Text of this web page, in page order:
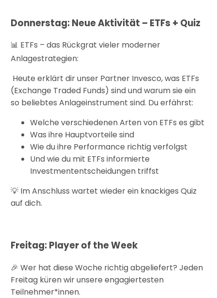
Donnerstag: Neue Aktivität – ETFs + Quiz
📊 ETFs – das Rückgrat vieler moderner
Anlagestrategien:
Heute erklärt dir unser Partner Invesco, was ETFs
(Exchange Traded Funds) sind und warum sie ein
so beliebtes Anlageinstrument sind. Du erfährst:
Welche verschiedenen Arten von ETFs es gibt
Was ihre Hauptvorteile sind
Wie du ihre Performance richtig verfolgst
Und wie du mit ETFs informierte
Investmententscheidungen triffst
💡 Im Anschluss wartet wieder ein knackiges Quiz
auf dich.
Freitag: Player of the Week
🎉 Wer hat diese Woche richtig abgeliefert? Jeden
Freitag küren wir unsere engagiertesten
Teilnehmer*innen.